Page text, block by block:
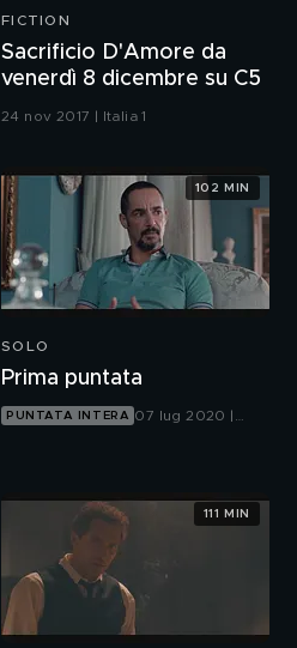
FICTION
Sacrificio D'Amore da
venerdì 8 dicembre su C5
24 nov 2017 | Italia 1
SOLO
Prima puntata
PUNTATA INTERA 07 lug 2020 |
102 MIN
111 MIN